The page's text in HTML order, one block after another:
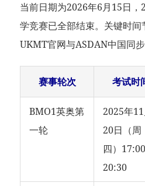
当前日期为2026年6月15日
学竞赛已全部结束。关键时间
UKMT官网与ASDAN中国同
赛事轮次 考试时
BMO1英奥第
一轮
2025年11
20日（周
四）
20:30